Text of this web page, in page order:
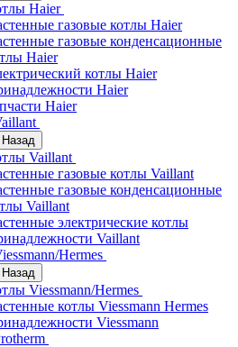
Haier
газовые котлы Haier
газовые конденсационные
Haier
котлы Haier
Haier
Haier
Назад
Vaillant
газовые котлы Vaillant
газовые конденсационные
Vaillant
электрические котлы
Vaillant
Hermes
Назад
Viessmann/Hermes
котлы Viessmann Hermes
Viessmann